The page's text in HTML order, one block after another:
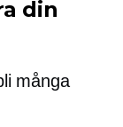
din
många